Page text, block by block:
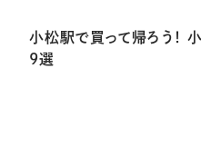
小松駅で買って帰ろう！
9選